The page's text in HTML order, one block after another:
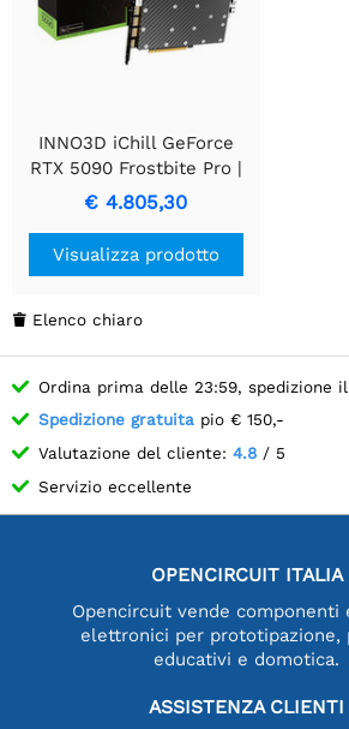
INNO3D iChill GeForce
RTX 5090 Frostbite Pro |
32GB GDDR7 | DLSS 4 |
Scheda video | GPU Nvidia
€ 4.805,30
Visualizza prodotto
 Elenco chiaro
Ordina prima delle 23:59, spedizione
Spedizione gratuita pio € 150,-
Valutazione del cliente: 4.8 / 5
Servizio eccellente
OPENCIRCUIT ITALIA
Opencircuit vende componenti
elettronici per prototipazione,
educativi e domotica.
ASSISTENZA CLIENTI